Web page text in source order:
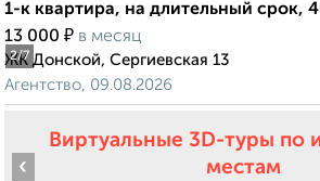
2/7
1-к квартира, на длительный срок,
13 000 ₽ в месяц
ЖК Донской, Сергиевская 13
Агентство, 09.08.2026
Виртуальные 3D-туры по
местам
‹